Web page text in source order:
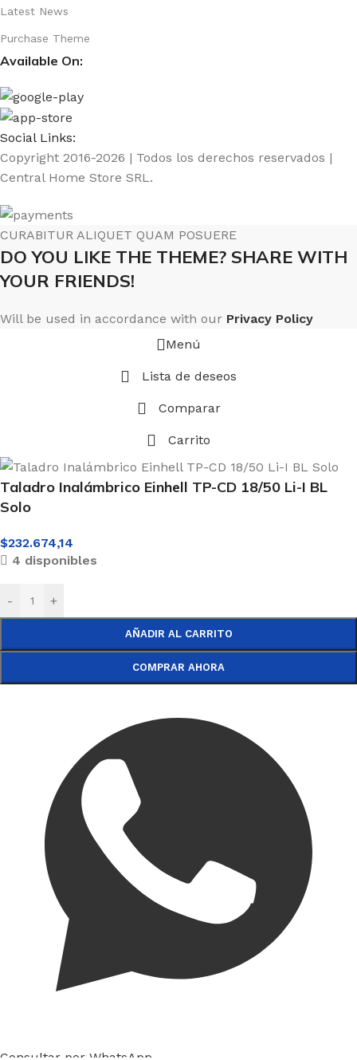
Latest News
Purchase Theme
Available On:
Social Links:
Copyright 2016-2026 | Todos los derechos reservados |
Central Home Store SRL.
CURABITUR ALIQUET QUAM POSUERE
DO YOU LIKE THE THEME? SHARE WITH
YOUR FRIENDS!
Will be used in accordance with our Privacy Policy
Menú
Lista de deseos
Comparar
Carrito
Taladro Inalámbrico Einhell TP-CD 18/50 Li-I BL
Solo
$232.674,14
4 disponibles
- +
AÑADIR AL CARRITO
COMPRAR AHORA